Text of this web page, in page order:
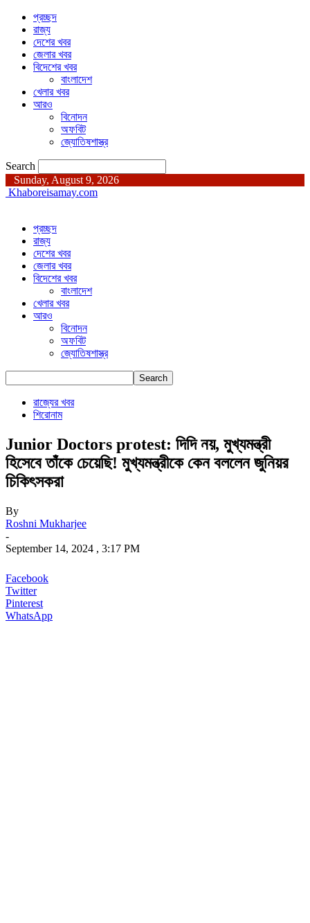
প্রচ্ছদ
রাজ্য
দেশের খবর
জেলার খবর
বিদেশের খবর
বাংলাদেশ
খেলার খবর
আরও
বিনোদন
অফবিট
জ্যোতিষশাস্ত্র
Search
Sunday, August 9, 2026
Khaboreisamay.com
প্রচ্ছদ
রাজ্য
দেশের খবর
জেলার খবর
বিদেশের খবর
বাংলাদেশ
খেলার খবর
আরও
বিনোদন
অফবিট
জ্যোতিষশাস্ত্র
রাজ্যের খবর
শিরোনাম
Junior Doctors protest: দিদি নয়, মুখ্যমন্ত্রী
হিসেবে তাঁকে চেয়েছি! মুখ্যমন্ত্রীকে কেন বললেন জুনিয়র
চিকিৎসকরা
By
Roshni Mukharjee
-
September 14, 2024 , 3:17 PM
Facebook
Twitter
Pinterest
WhatsApp